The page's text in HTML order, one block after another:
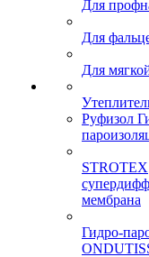
Для
Для
Для
Руфизол
STROTEX
мембрана
Гидро-